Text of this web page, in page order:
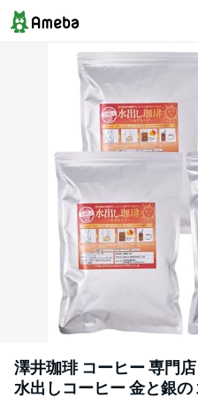
澤井珈琲 コーヒー 専門
水出しコーヒー 金と銀の